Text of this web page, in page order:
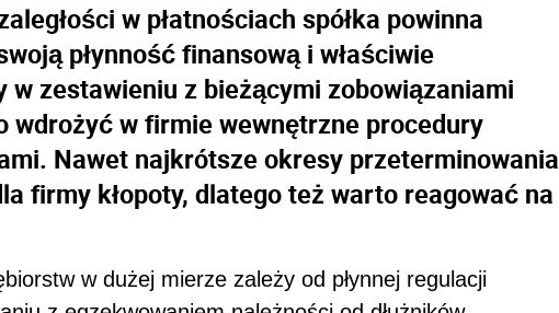
w płatnościach spółka powinna
płynność finansową i właściwie
zestawieniu z bieżącymi zobowiązaniami
wdrożyć w firmie wewnętrzne procedury
Nawet najkrótsze okresy przeterminowania
firmy kłopoty, dlatego też warto reagować na
w dużej mierze zależy od płynnej regulacji